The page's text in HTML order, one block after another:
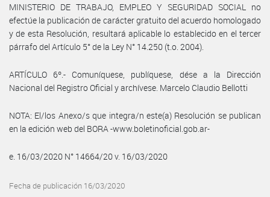
MINISTERIO DE TRABAJO, EMPLEO Y SEGURIDAD SOCIAL no
efectúe la publicación de carácter gratuito del acuerdo homologado
y de esta Resolución, resultará aplicable lo establecido en el tercer
párrafo del Artículo 5° de la Ley N° 14.250 (t.o. 2004).
ARTÍCULO 6º.- Comuníquese, publíquese, dése a la Dirección
Nacional del Registro Oficial y archívese. Marcelo Claudio Bellotti
NOTA: El/los Anexo/s que integra/n este(a) Resolución se publican
en la edición web del BORA -www.boletinoficial.gob.ar-
e. 16/03/2020 N° 14664/20 v. 16/03/2020
Fecha de publicación 16/03/2020